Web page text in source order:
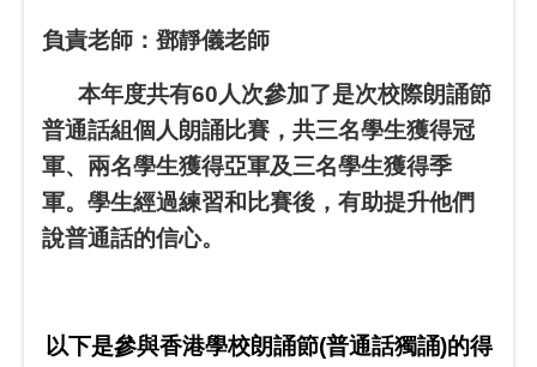
負責老師：鄧靜儀老師
本年度共有60人次參加了是次校際朗誦節
普通話組個人朗誦比賽，共三名學生獲得冠
軍、兩名學生獲得亞軍及三名學生獲得季
軍。學生經過練習和比賽後，有助提升他們
說普通話的信心。
以下是參與香港學校朗誦節(普通話獨誦)的得